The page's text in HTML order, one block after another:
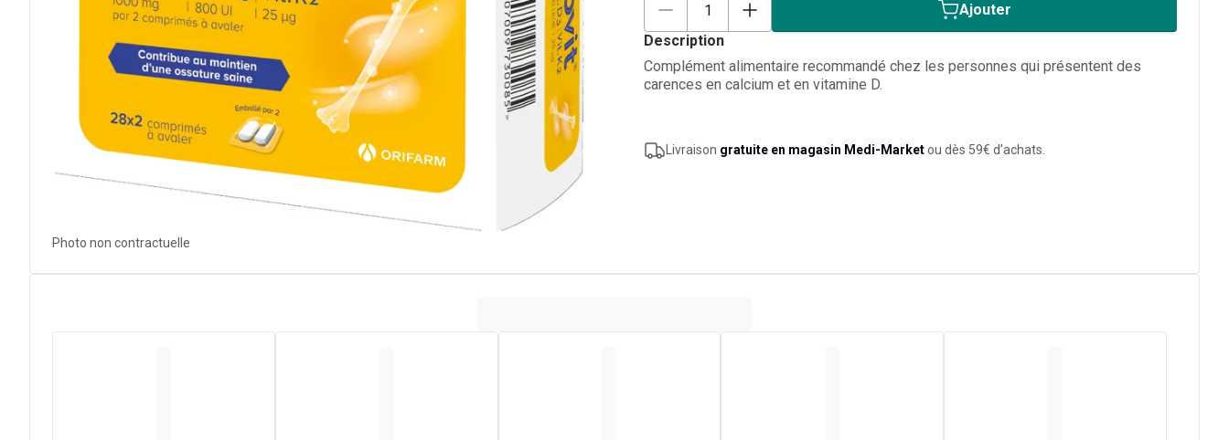
Photo non contractuelle
Ajouter
Description
Complément alimentaire recommandé chez les personnes qui présentent des
carences en calcium et en vitamine D.
Livraison gratuite en magasin Medi-Marketou dès 59€ d’achats.